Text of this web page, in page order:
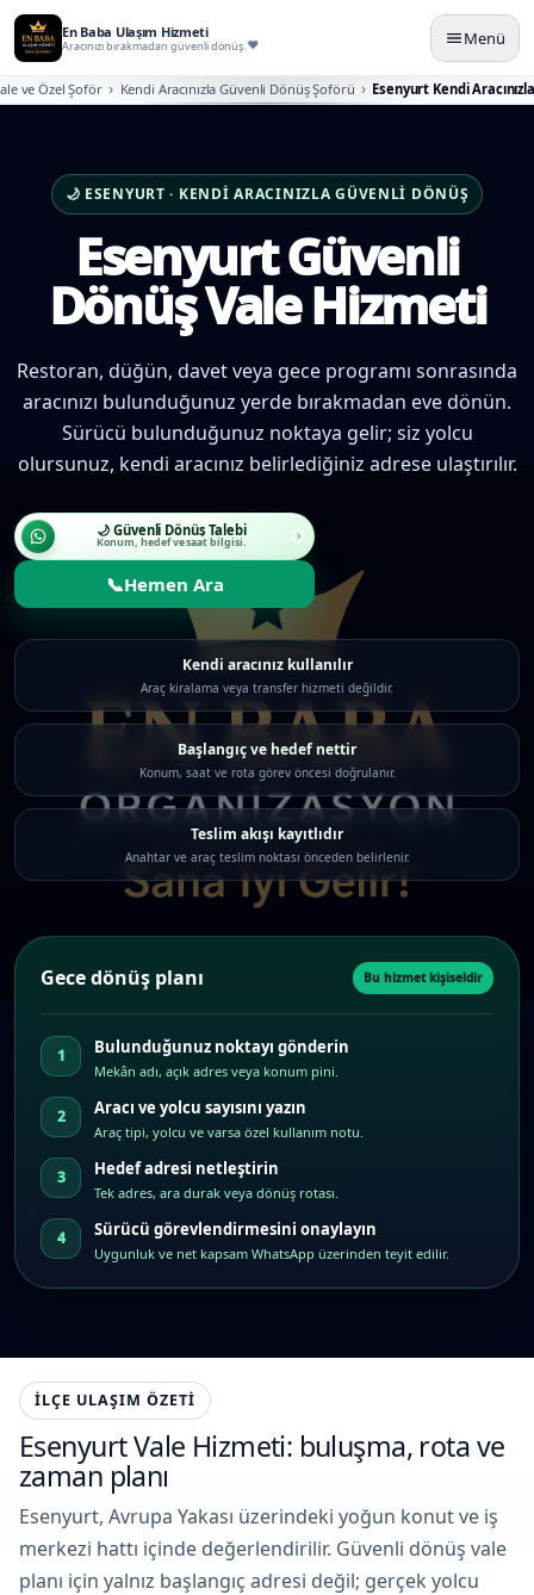
En Baba Ulaşım Hizmeti
Aracınızı bırakmadan güvenli dönüş. Menü
ve Özel Şoför Kendi Aracınızla Güvenli Dönüş Şoförü Esenyurt Kendi
🌙 ESENYURT · KENDI ARACINIZLA GÜVENLI DÖNÜŞ
Esenyurt Güvenli
Dönüş Vale Hizmeti
Restoran, düğün, davet veya gece programı sonrasında
aracınızı bulunduğunuz yerde bırakmadan eve dönün.
Sürücü bulunduğunuz noktaya gelir; siz yolcu
olursunuz, kendi aracınız belirlediğiniz adrese ulaştırılır.
🌙 Güvenli Dönüş Talebi
Konum, hedef ve saat bilgisi.
📞Hemen Ara
Kendi aracınız kullanılır
Araç kiralama veya transfer hizmeti değildir.
Başlangıç ve hedef nettir
Konum, saat ve rota görev öncesi doğrulanır.
Teslim akışı kayıtlıdır
Anahtar ve araç teslim noktası önceden belirlenir.
Gece dönüş planı Bu hizmet kişiseldir
Bulunduğunuz noktayı gönderin
Mekân adı, açık adres veya konum pini.
Aracı ve yolcu sayısını yazın
Araç tipi, yolcu ve varsa özel kullanım notu.
Hedef adresi netleştirin
Tek adres, ara durak veya dönüş rotası.
Sürücü görevlendirmesini onaylayın
Uygunluk ve net kapsam WhatsApp üzerinden teyit edilir.
İLÇE ULAŞIM ÖZETI
Esenyurt Vale Hizmeti: buluşma, rota ve
zaman planı
Esenyurt, Avrupa Yakası üzerindeki yoğun konut ve iş
merkezi hattı içinde değerlendirilir. Güvenli dönüş vale
planı için yalnız başlangıç adresi değil; gerçek yolcu